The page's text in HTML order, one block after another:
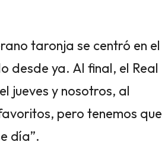
taronja se centró en el
desde ya. Al final, el Real
jueves y nosotros, al
pero tenemos que
día”.